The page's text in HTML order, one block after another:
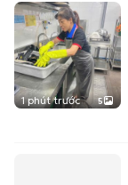
1 phút trước 5